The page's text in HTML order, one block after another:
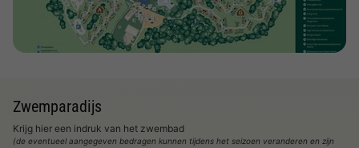
Zwemparadijs
Krijg hier een indruk van het zwembad
(de eventueel aangegeven bedragen kunnen tijdens het seizoen veranderen en zijn